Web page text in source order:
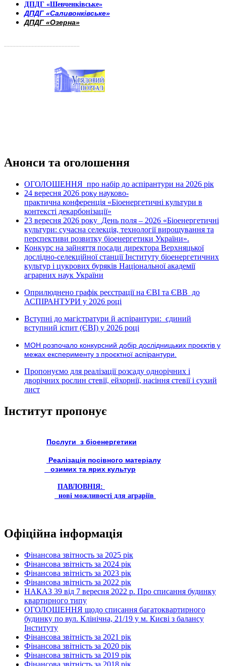
ДПДГ «Шевченківське»
ДПДГ «Саливонківське»
ДПДГ «Озерна»
Анонси та оголошення
ОГОЛОШЕННЯ про набір до аспірантури на 2026 рік
24 вересня 2026 року науково-
практична конференція «Біоенергетичні культури в
контексті декарбонізації»
23 вересня 2026 року День поля – 2026 «Біоенергетичні
культури: сучасна селекція, технології вирощування та
перспективи розвитку біоенергетики України».
Конкурс на зайняття посади директора Верхняцької
дослідно-селекційної станції Інституту біоенергетичних
культур і цукрових буряків Національної академії
аграрних наук України
Оприлюднено графік реєстрації на ЄВІ та ЄВВ до
АСПІРАНТУРИ у 2026 році
Вступні до магістратури й аспірантури: єдиний
вступний іспит (ЄВІ) у 2026 році
МОН розпочало конкурсний добір дослідницьких проєктів у
межах експерименту з проєктної аспірантури.
Пропонуємо для реалізації розсаду однорічних і
дворічних рослин стевії, ейхорнії, насіння стевії і сухий
лист
Інститут пропонує
Послуги з біоенергетики
Реалізація посівного матеріалу
озимих та ярих культур
ПАВЛОВНІЯ:
нові можливості для аграріїв
Офіційна інформація
Фінансова звітность за 2025 рік
Фінансова звітність за 2024 рік
Фінансова звітність за 2023 рік
Фінансова звітність за 2022 рік
НАКАЗ 39 від 7 вересня 2022 р. Про списання будинку
квартирного типу
ОГОЛОШЕННЯ щодо списання багатоквартирного
будинку по вул. Клінічна, 21/19 у м. Києві з балансу
Інституту
Фінансова звітність за 2021 рік
Фінансова звітність за 2020 рік
Фінансова звітність за 2019 рік